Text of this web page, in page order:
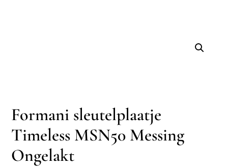
Formani sleutelplaatje
Timeless MSN50 Messing
Ongelakt